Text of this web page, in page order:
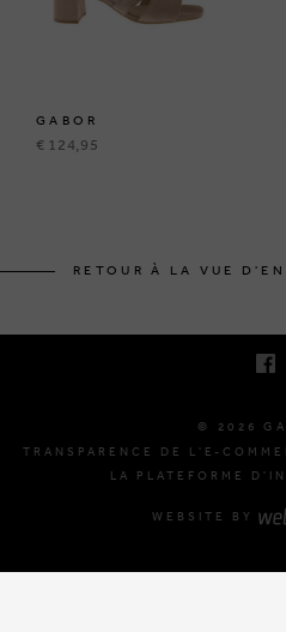
GABOR
€ 124,95
RETOUR À LA VUE
© 2026
TRANSPARENCE DE L'E-
LA PLATEFORME
WEBSITE BY